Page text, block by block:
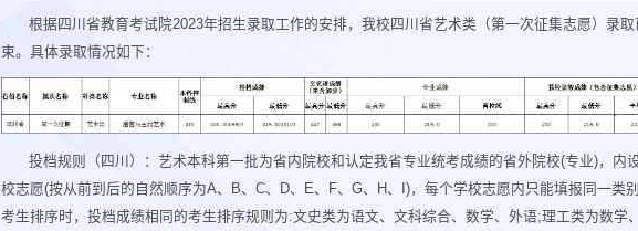
根据四川省教育考试院2023年招生录取工作的安排，我校四川省艺术类（第一次征集志愿）录取
束。具体录取情况如下：
投档规则（四川）：艺术本科第一批为省内院校和认定我省专业统考成绩的省外院校(专业)，内
校志愿(按从前到后的自然顺序为A、B、C、D、E、F、G、H、I)，每个学校志愿内只能填报同一类
考生排序时，投档成绩相同的考生排序规则为:文史类为语文、文科综合、数学、外语;理工类为数学